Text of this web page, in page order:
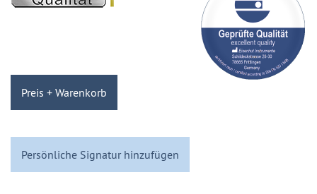
Preis + Warenkorb
Persönliche Signatur hinzufügen